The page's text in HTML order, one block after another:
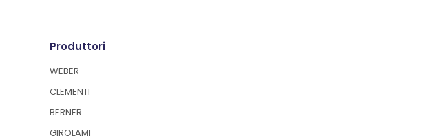
Produttori
WEBER
CLEMENTI
BERNER
GIROLAMI